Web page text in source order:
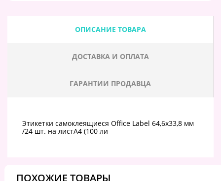
ОПИСАНИЕ ТОВАРА
ДОСТАВКА И ОПЛАТА
ГАРАНТИИ ПРОДАВЦА
Этикетки самоклеящиеся Office Label 64,6х33,8 мм
/24 шт. на листА4 (100 ли
ПОХОЖИЕ ТОВАРЫ